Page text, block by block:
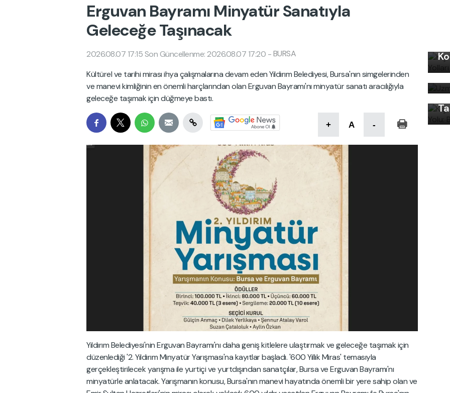
Erguvan Bayramı Minyatür Sanatıyla
Geleceğe Taşınacak
2026.08.07 17:15 Son Güncellenme: 2026.08.07 17:20 -BURSA
Kültürel ve tarihi mirası ihya çalışmalarına devam eden Yıldırım Belediyesi, Bursa'nın simgelerinden
ve manevi kimliğinin en önemli harçlarından olan Erguvan Bayramı'nı minyatür sanatı aracılığıyla
geleceğe taşımak için düğmeye bastı.
+ A -
Yıldırım Belediyesi'nin Erguvan Bayramı'nı daha geniş kitlelere ulaştırmak ve geleceğe taşımak için
düzenlediği '2. Yıldırım Minyatür Yarışması'na kayıtlar başladı. '600 Yıllık Miras' temasıyla
gerçekleştirilecek yarışma ile yurtiçi ve yurtdışından sanatçılar, Bursa ve Erguvan Bayramı'nı
minyatürle anlatacak. Yarışmanın konusu, Bursa'nın manevi hayatında önemli bir yere sahip olan ve